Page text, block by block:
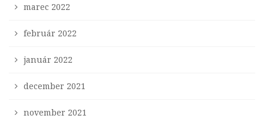
marec 2022
február 2022
január 2022
december 2021
november 2021